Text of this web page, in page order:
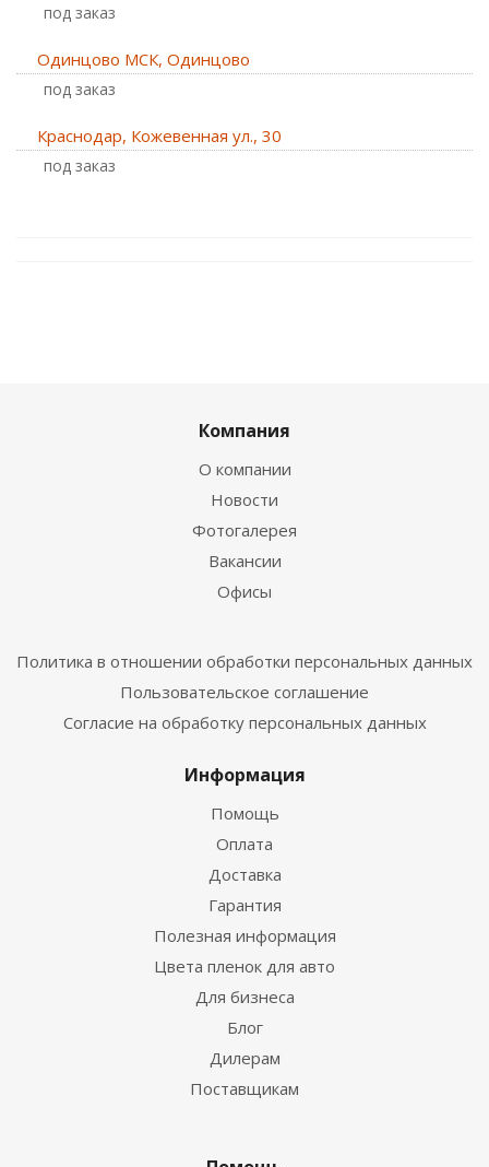
Под заказ
Одинцово МСК, Одинцово
Под заказ
Краснодар, Кожевенная ул., 30
Под заказ
Компания
О компании
Новости
Фотогалерея
Вакансии
Офисы
Политика в отношении обработки персональных данных
Пользовательское соглашение
Согласие на обработку персональных данных
Информация
Помощь
Оплата
Доставка
Гарантия
Полезная информация
Цвета пленок для авто
Для бизнеса
Блог
Дилерам
Поставщикам